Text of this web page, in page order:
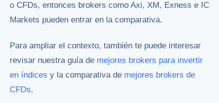
o CFDs, entonces brokers como Axi, XM, Exness e IC
Markets pueden entrar en la comparativa.
Para ampliar el contexto, también te puede interesar
revisar nuestra guía de mejores brokers para invertir
en índices y la comparativa de mejores brokers de
CFDs.